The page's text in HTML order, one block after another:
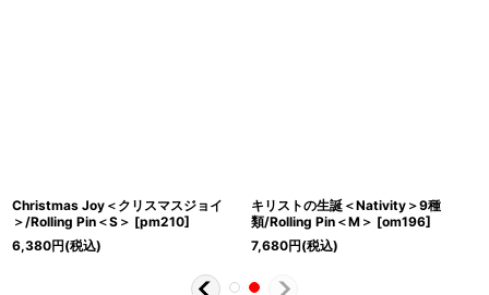
Christmas Joy＜クリスマスジョイ
＞/Rolling Pin＜S＞ [pm210]
6,380円(税込)
キリストの生誕＜Nativity＞9種
類/Rolling Pin＜M＞ [om196]
7,680円(税込)